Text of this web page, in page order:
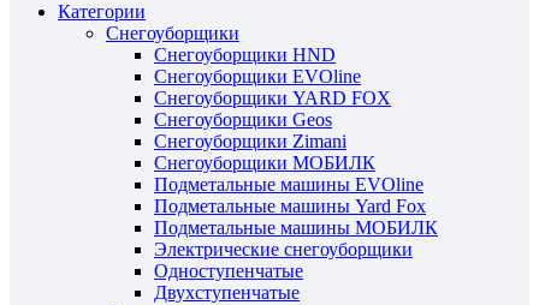
Категории
Снегоуборщики
Снегоуборщики HND
Снегоуборщики EVOline
Снегоуборщики YARD FOX
Снегоуборщики Geos
Снегоуборщики Zimani
Снегоуборщики МОБИЛК
Подметальные машины EVOline
Подметальные машины Yard Fox
Подметальные машины МОБИЛК
Электрические снегоуборщики
Одноступенчатые
Двухступенчатые